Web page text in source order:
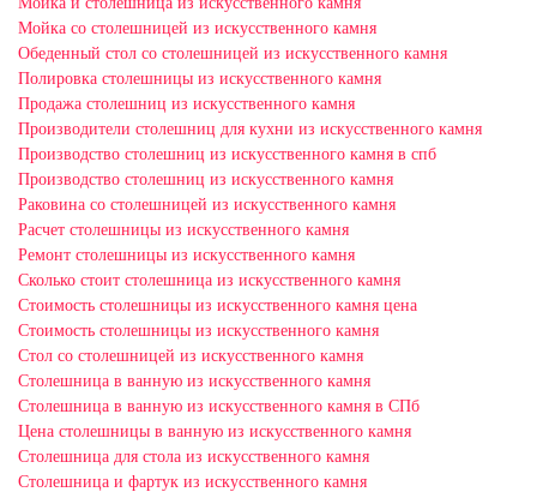
Мойка со столешницей из искусственного камня
Обеденный стол со столешницей из искусственного камня
Полировка столешницы из искусственного камня
Продажа столешниц из искусственного камня
Производители столешниц для кухни из искусственного камня
Производство столешниц из искусственного камня в спб
Производство столешниц из искусственного камня
Раковина со столешницей из искусственного камня
Расчет столешницы из искусственного камня
Ремонт столешницы из искусственного камня
Сколько стоит столешница из искусственного камня
Стоимость столешницы из искусственного камня цена
Стоимость столешницы из искусственного камня
Стол со столешницей из искусственного камня
Столешница в ванную из искусственного камня
Столешница в ванную из искусственного камня в СПб
Цена столешницы в ванную из искусственного камня
Столешница для стола из искусственного камня
Столешница и фартук из искусственного камня